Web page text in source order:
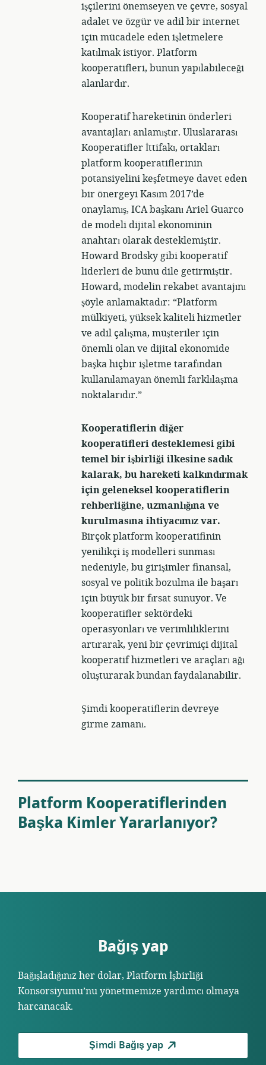
işçilerini önemseyen ve çevre, sosyal
adalet ve özgür ve adil bir internet
için mücadele eden işletmelere
katılmak istiyor. Platform
kooperatifleri, bunun yapılabileceği
alanlardır.
Kooperatif hareketinin önderleri
avantajları anlamıştır. Uluslararası
Kooperatifler İttifakı, ortakları
platform kooperatiflerinin
potansiyelini keşfetmeye davet eden
bir önergeyi Kasım 2017’de
onaylamış, ICA başkanı Ariel Guarco
de modeli dijital ekonominin
anahtarı olarak desteklemiştir.
Howard Brodsky gibi kooperatif
liderleri de bunu dile getirmiştir.
Howard, modelin rekabet avantajını
şöyle anlamaktadır: “Platform
mülkiyeti, yüksek kaliteli hizmetler
ve adil çalışma, müşteriler için
önemli olan ve dijital ekonomide
başka hiçbir işletme tarafından
kullanılamayan önemli farklılaşma
noktalarıdır.”
Kooperatiflerin diğer
kooperatifleri desteklemesi gibi
temel bir işbirliği ilkesine sadık
kalarak, bu hareketi kalkındırmak
için geleneksel kooperatiflerin
rehberliğine, uzmanlığına ve
kurulmasına ihtiyacımız var.
Birçok platform kooperatifinin
yenilikçi iş modelleri sunması
nedeniyle, bu girişimler finansal,
sosyal ve politik bozulma ile başarı
için büyük bir fırsat sunuyor. Ve
kooperatifler sektördeki
operasyonları ve verimliliklerini
artırarak, yeni bir çevrimiçi dijital
kooperatif hizmetleri ve araçları ağı
oluşturarak bundan faydalanabilir.
Şimdi kooperatiflerin devreye
girme zamanı.
Platform Kooperatiflerinden
Başka Kimler Yararlanıyor?
Bağış yap
Bağışladığınız her dolar, Platform İşbirliği
Konsorsiyumu’nu yönetmemize yardımcı olmaya
harcanacak.
Şimdi Bağış yap